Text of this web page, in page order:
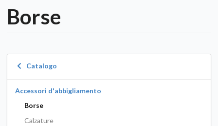
Borse
Catalogo
Accessori d'abbigliamento
Borse
Calzature